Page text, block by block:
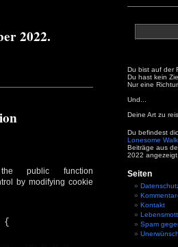
2022.
public function
by modifying cookie
{
Du bist auf der
Du hast kein
Nur eine
Und...
Deine Art zu
Du befindest
Lonesome
Beiträge aus
2022 angezeigt.
Seiten
Kontakt
Spam